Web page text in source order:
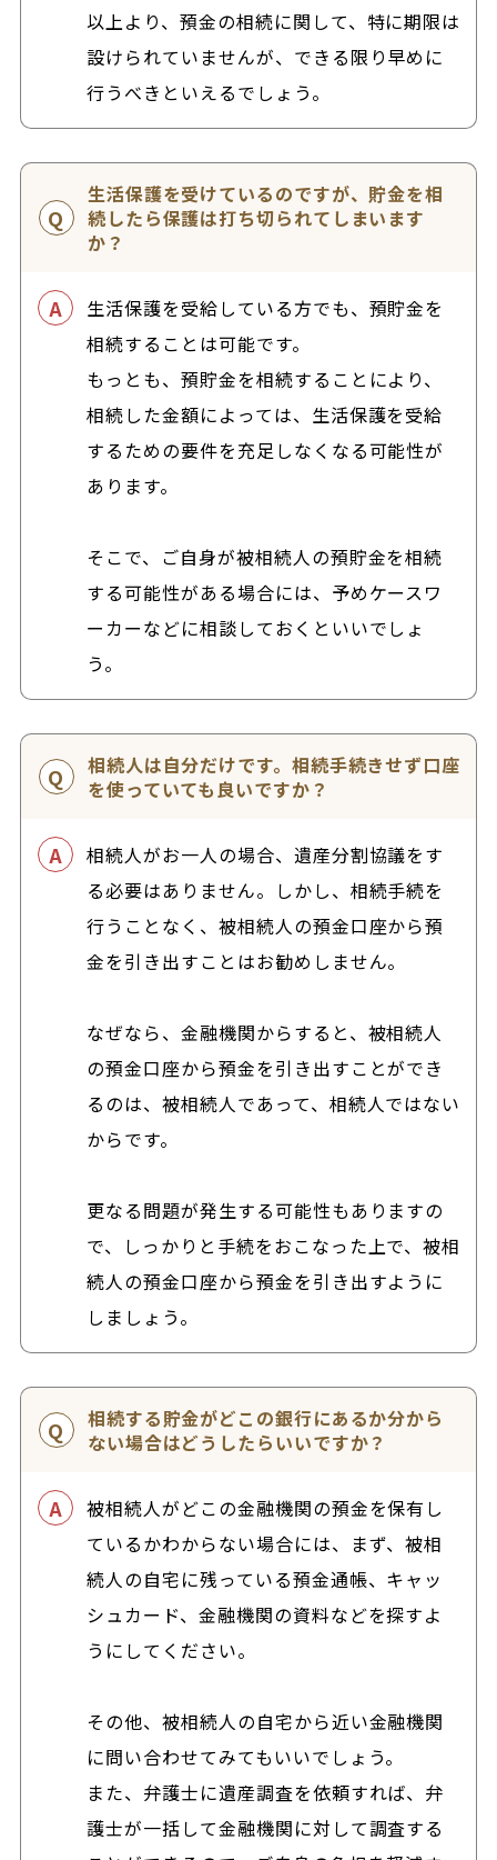
以上より、預金の相続に関して、特に期限は
設けられていませんが、できる限り早めに
行うべきといえるでしょう。
生活保護を受けているのですが、貯金を相
続したら保護は打ち切られてしまいます
か？
生活保護を受給している方でも、預貯金を
相続することは可能です。
もっとも、預貯金を相続することにより、
相続した金額によっては、生活保護を受給
するための要件を充足しなくなる可能性が
あります。
そこで、ご自身が被相続人の預貯金を相続
する可能性がある場合には、予めケースワ
ーカーなどに相談しておくといいでしょ
う。
相続人は自分だけです。相続手続きせず口座
を使っていても良いですか？
相続人がお一人の場合、遺産分割協議をす
る必要はありません。しかし、相続手続を
行うことなく、被相続人の預金口座から預
金を引き出すことはお勧めしません。
なぜなら、金融機関からすると、被相続人
の預金口座から預金を引き出すことができ
るのは、被相続人であって、相続人ではない
からです。
更なる問題が発生する可能性もありますの
で、しっかりと手続をおこなった上で、被相
続人の預金口座から預金を引き出すように
しましょう。
相続する貯金がどこの銀行にあるか分から
ない場合はどうしたらいいですか？
被相続人がどこの金融機関の預金を保有し
ているかわからない場合には、まず、被相
続人の自宅に残っている預金通帳、キャッ
シュカード、金融機関の資料などを探すよ
うにしてください。
その他、被相続人の自宅から近い金融機関
に問い合わせてみてもいいでしょう。
また、弁護士に遺産調査を依頼すれば、弁
護士が一括して金融機関に対して調査する